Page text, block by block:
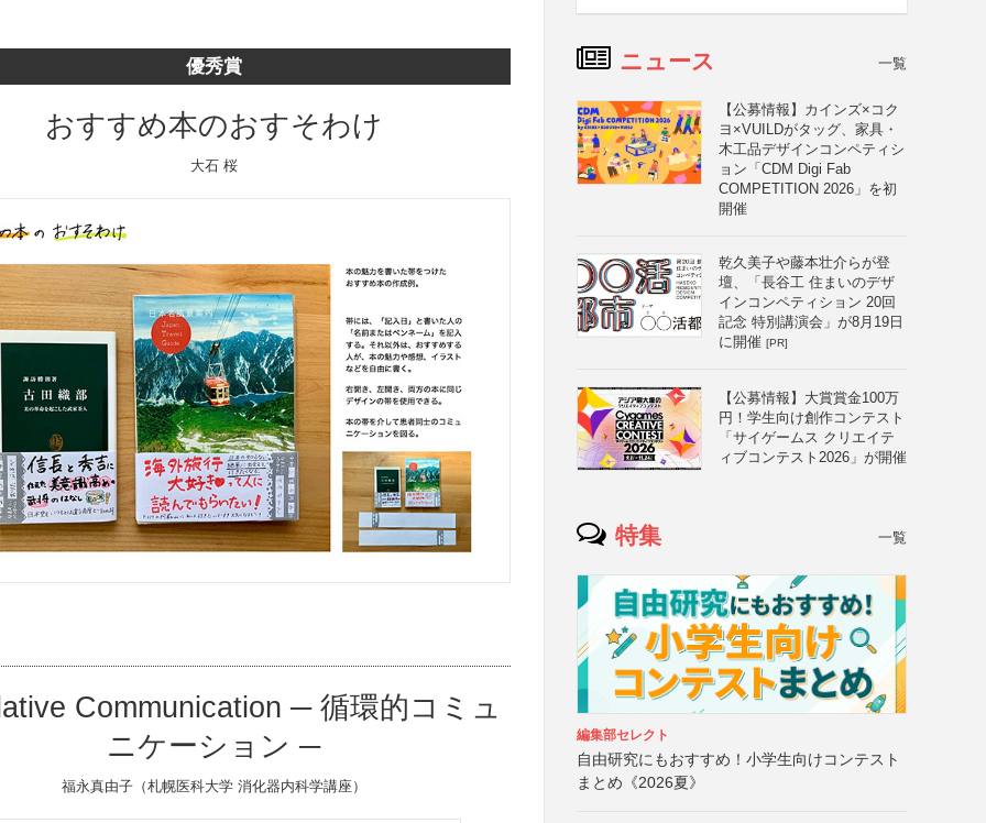
優秀賞
おすすめ本のおすそわけ
大石 桜
Communication ─ 循環的コミュ
ニケーション ─
福永真由子（札幌医科大学 消化器内科学講座）
ニュース 一覧
【公募情報】カインズ×コク
ヨ×VUILDがタッグ、家具・
木工品デザインコンペティシ
ョン「CDM Digi Fab
COMPETITION 2026」を初
開催
乾久美子や藤本壮介らが登
壇、「長谷工 住まいのデザ
インコンペティション 20回
記念 特別講演会」が8月19日
に開催 [PR]
【公募情報】大賞賞金100万
円！学生向け創作コンテスト
「サイゲームス クリエイテ
ィブコンテスト2026」が開催
特集 一覧
編集部セレクト
自由研究にもおすすめ！小学生向けコンテスト
まとめ《2026夏》